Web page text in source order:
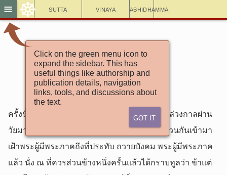
Sutta Vinaya Abhidhamma
≡ ☸
Click on the green menu icon to
expand the sidebar. This has
useful things like authorship and
publication details, navigation
links, tools, and discussions about
the text.
Got It
อังคุตตรนิกาย
3.52. ชนสูตรชน
ครั้งนั้นแล พราหมณ์ ๒ คน เป็นคนชรา แก่เฒ่า ล่วงกาลผ่าน
วัยมาโดย ลำดับ มีอายุได้ ๑๒๐ ปีแต่กำเนิด ได้ชวนกันเข้ามา
เฝ้าพระผู้มีพระภาคถึงที่ประทับ ถวายบังคม พระผู้มีพระภาค
แล้ว นั่ง ณ ที่ควรส่วนข้างหนึ่งครั้นแล้วได้กราบทูลว่า ข้าแต่